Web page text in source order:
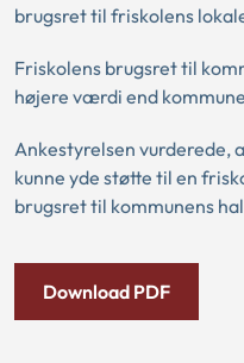
brugsret til friskolens
Friskolens brugsret til
højere værdi end
Ankestyrelsen vurderede,
kunne yde støtte til en
brugsret til kommunens
Download PDF